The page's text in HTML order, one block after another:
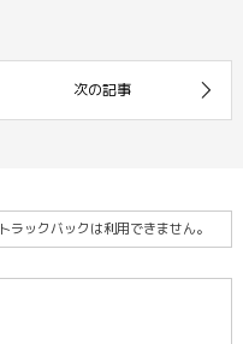
トラックバックは利用できません。